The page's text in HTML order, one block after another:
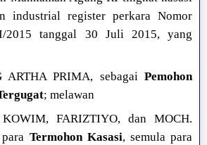
industrial register perkara Nomor
2015 tanggal 30 Juli 2015, yang
PRIMA, sebagai Pemohon
; melawan
FARIZTIYO, dan MOCH.
Termohon Kasasi, semula para